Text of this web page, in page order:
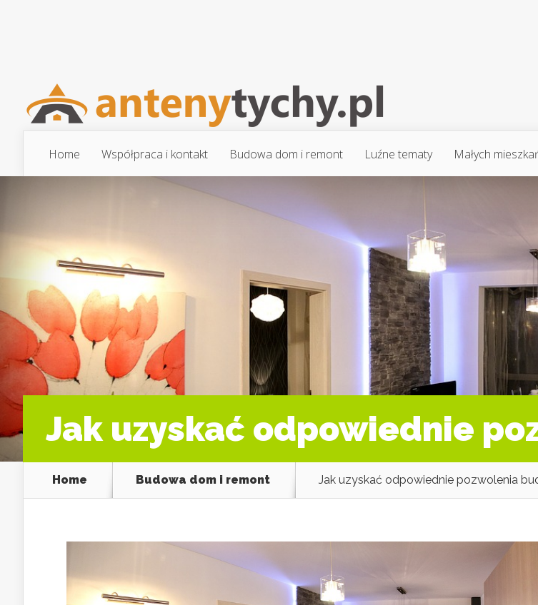
Home Współpraca i kontakt Budowa dom i remont Luźne tematy Małych
Jak uzyskać odpowiednie
Home Budowa dom i remont Jak uzyskać odpowiednie pozwolenia